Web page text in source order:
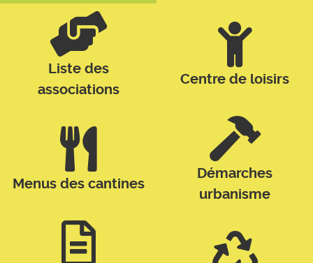
Liste des
associations
Centre de loisirs
Menus des cantines
Démarches
urbanisme